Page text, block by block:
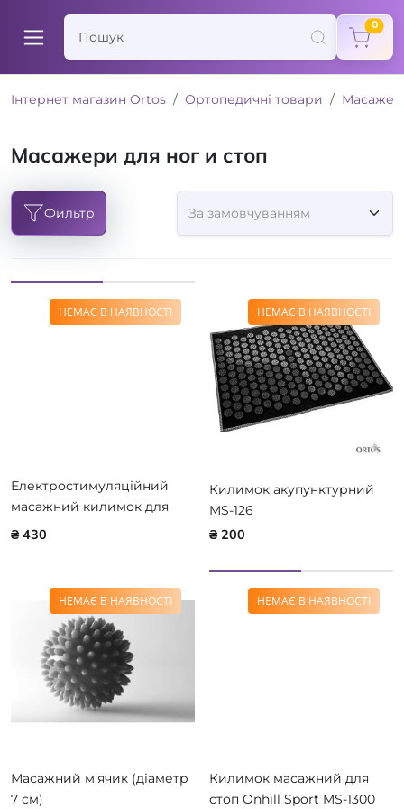
0
Інтернет магазин Ortos Ортопедичні товари
Масажери для ног и стоп
Фильтр
НЕМАЄ В НАЯВНОСТІ
Електростимуляційний
масажний килимок для
ступнів Olvi 11317
₴ 430
НЕМАЄ В НАЯВНОСТІ
Килимок акупунктурний
MS-126
₴ 200
НЕМАЄ В НАЯВНОСТІ
Масажний м'ячик (діаметр
7 см)
НЕМАЄ В НАЯВНОСТІ
Килимок масажний для
стоп Onhill Sport MS-1300